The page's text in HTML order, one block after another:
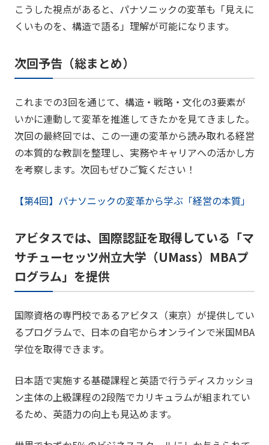
こうした視点があると、パナソニックの変革も「見えに
くいものを、構造で語る」理解が可能になります。
次回予告（総まとめ）
これまでの3回を通じて、構造・戦略・文化の3要素が
いかに連動して変革を推進してきたかを見てきました。
次回の最終回では、この一連の変革から読み取れる経営
の本質的な教訓を整理し、実務やキャリアへの活かし方
を考察します。次回もぜひご覧ください！
【第4回】パナソニックの変革から学ぶ「経営の本質」
アビタスでは、国際認証を取得している「マ
サチューセッツ州立大学（UMass）MBAプ
ログラム」を提供
国際資格の専門校であるアビタス（東京）が提供してい
るプログラムで、日本の自宅からオンラインで米国MBA
学位を取得できます。
日本語で実施する基礎課程と英語で行うディスカッショ
ン主体の上級課程の2段階でカリキュラムが組まれてい
るため、英語力の向上も見込めます。